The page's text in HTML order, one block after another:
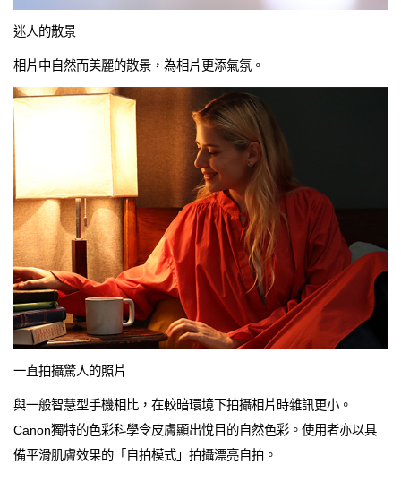
迷人的散景
相片中自然而美麗的散景，為相片更添氣氛。
一直拍攝驚人的照片
與一般智慧型手機相比，在較暗環境下拍攝相片時雜訊更小。
Canon獨特的色彩科學令皮膚顯出悅目的自然色彩。使用者亦以具
備平滑肌膚效果的「自拍模式」拍攝漂亮自拍。